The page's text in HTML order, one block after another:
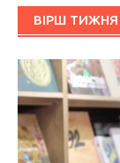
ВІРШ ТИЖНЯ